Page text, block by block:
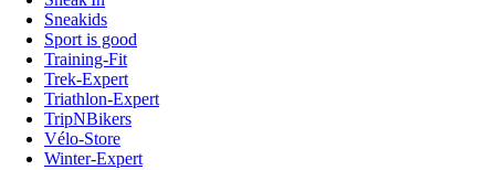
Sneakids
Sport is good
Training-Fit
Trek-Expert
Triathlon-Expert
TripNBikers
Vélo-Store
Winter-Expert